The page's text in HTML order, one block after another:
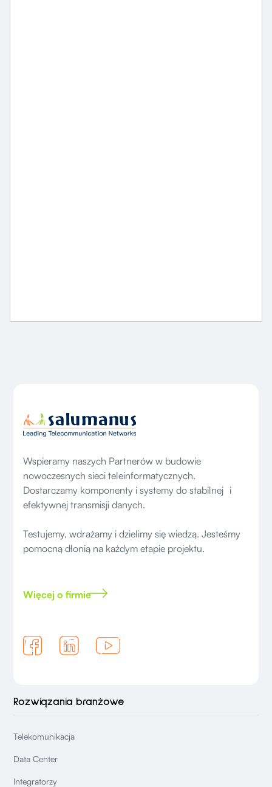
Wspieramy naszych Partnerów w budowie
nowoczesnych sieci teleinformatycznych.
Dostarczamy komponenty i systemy do stabilnej i
efektywnej transmisji danych.
Testujemy, wdrażamy i dzielimy się wiedzą. Jesteśmy
pomocną dłonią na każdym etapie projektu.
Więcej o firmie
Rozwiązania branżowe
Telekomunikacja
Data Center
Integratorzy